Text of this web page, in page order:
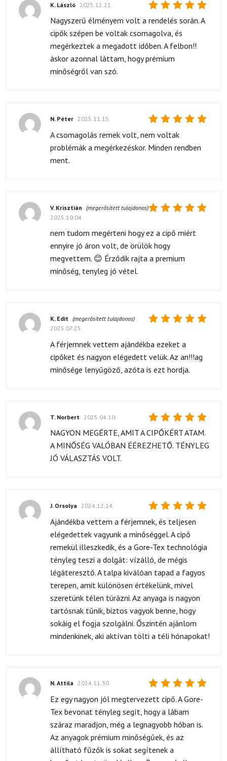
Értékelés:
K. László 2025.12.21.
Nagyszerű élményem volt a rendelés során. A
cipők szépen be voltak csomagolva, és
megérkeztek a megadott időben. A felbon!!
áskor azonnal láttam, hogy prémium
minőségről van szó.
Értékelés:
N. Péter 2025.11.15.
A csomagolás remek volt, nem voltak
problémák a megérkezéskor. Minden rendben
ment.
5 / 5
V. Krisztián (megerősített tulajdonos)
2025.10.04.
nem tudom megérteni hogy ez a cipő miért
ennyire jó áron volt, de örülök hogy
megvettem. 😊 Érződik rajta a premium
minőség, tenyleg jó vétel.
5 / 5
K. Edit (megerősített tulajdonos)
2025.07.25.
A férjemnek vettem ajándékba ezeket a
cipőket és nagyon elégedett velük. Az an!!!ag
minősége lenyűgöző, azóta is ezt hordja.
Értékelés:
/ 5
T. Norbert 2025.04.10.
NAGYON MEGÉRTE, AMIT A CIPŐKÉRT ATAM.
A MINŐSÉG VALÓBAN ÉÉREZHETŐ. TÉNYLEG
JÓ VÁLASZTÁS VOLT.
Értékelés:
/ 5
J. Orsolya 2024.12.14.
Ajándékba vettem a férjemnek, és teljesen
elégedettek vagyunk a minőséggel. A cipő
remekül illeszkedik, és a Gore-Tex technológia
tényleg teszi a dolgát: vízálló, de mégis
légáteresztő. A talpa kiválóan tapad a fagyos
terepen, amit különösen értékelünk, mivel
szeretünk télen túrázni. Az anyaga is nagyon
tartósnak tűnik, biztos vagyok benne, hogy
sokáig el fogja szolgálni. Őszintén ajánlom
mindenkinek, aki aktívan tölti a téli hónapokat!
Értékelés:
/ 5
N. Attila 2024.11.30.
Ez egy nagyon jól megtervezett cipő. A Gore-
Tex bevonat tényleg segít, hogy a lábam
száraz maradjon, még a legnagyobb hóban is.
Az anyagok prémium minőségűek, és az
állítható fűzők is sokat segítenek a